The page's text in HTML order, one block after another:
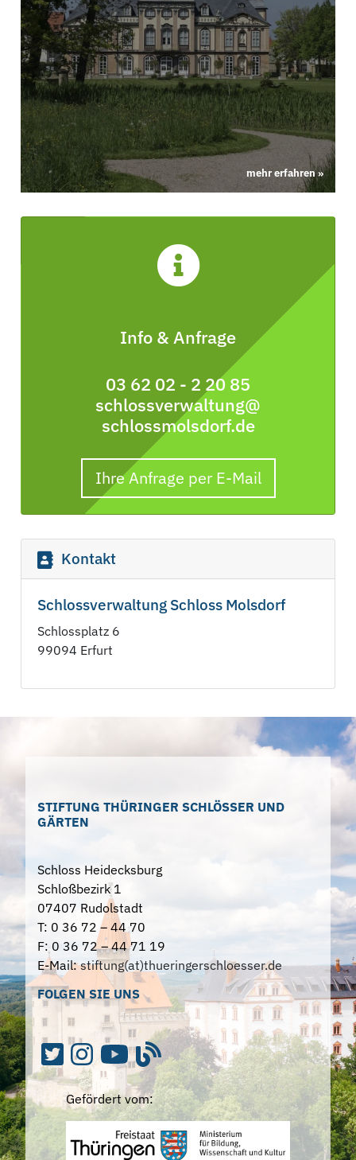
mehr erfahren »
Info & Anfrage
03 62 02 - 2 20 85
schlossverwaltung@
schlossmolsdorf.de
Ihre Anfrage per E-Mail
Kontakt
Schlossverwaltung Schloss Molsdorf
Schlossplatz 6
99094 Erfurt
STIFTUNG THÜRINGER SCHLÖSSER UND
GÄRTEN
Schloss Heidecksburg
Schloßbezirk 1
07407 Rudolstadt
T: 0 36 72 – 44 70
F: 0 36 72 – 44 71 19
E-Mail:stiftung(at)thueringerschloesser.de
FOLGEN SIE UNS
Gefördert vom: